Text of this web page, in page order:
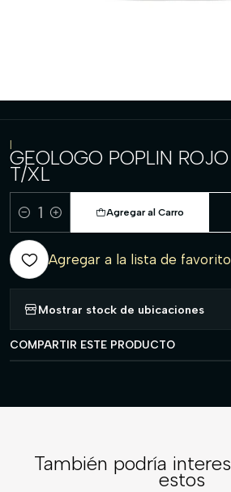
|
GEOLOGO POPLIN
T/XL
Cantidad
Agregar al Carro
Agregar a la lista de
Mostrar stock de ubicaciones
COMPARTIR ESTE PRODUCTO
También podría
estos